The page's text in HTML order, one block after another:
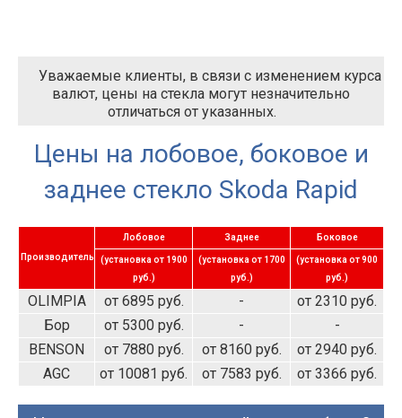
Уважаемые клиенты, в связи с изменением курса
валют, цены на стекла могут незначительно
отличаться от указанных.
Цены на лобовое, боковое и
заднее стекло Skoda Rapid
Производитель
Лобовое Заднее Боковое
(установка от 1900
руб.)
(установка от 1700
руб.)
(установка от 900
руб.)
OLIMPIA от 6895 руб. -
от 2310 руб.
Бор
от 5300 руб. -
-
BENSON
от 7880 руб. от 8160 руб.
от 2940 руб.
AGC
от 10081 руб. от 7583 руб. от 3366 руб.